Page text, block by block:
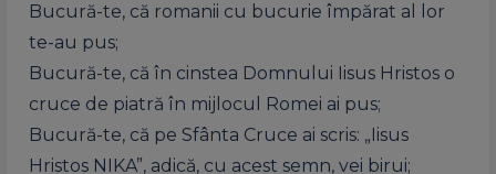
Bucură-te, că romanii cu bucurie împărat al lor
te-au pus;
Bucură-te, că în cinstea Domnului Iisus Hristos o
cruce de piatră în mijlocul Romei ai pus;
Bucură-te, că pe Sfânta Cruce ai scris: „Iisus
Hristos NIKA”, adică, cu acest semn, vei birui;